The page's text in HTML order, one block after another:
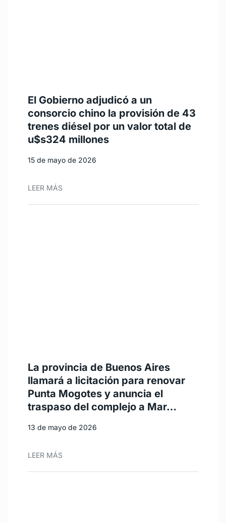
El Gobierno adjudicó a un
consorcio chino la provisión de 43
trenes diésel por un valor total de
u$s324 millones
15 de mayo de 2026
LEER MÁS
La provincia de Buenos Aires
llamará a licitación para renovar
Punta Mogotes y anuncia el
traspaso del complejo a Mar…
13 de mayo de 2026
LEER MÁS